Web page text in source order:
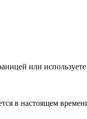
или
в настоящем